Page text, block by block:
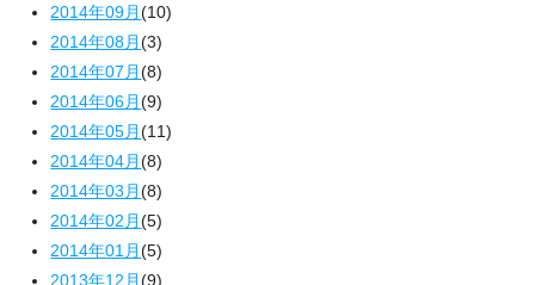
2014年09月(10)
2014年08月(3)
2014年07月(8)
2014年06月(9)
2014年05月(11)
2014年04月(8)
2014年03月(8)
2014年02月(5)
2014年01月(5)
2013年12月(9)